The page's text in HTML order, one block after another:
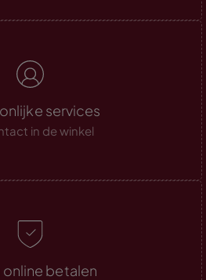
services
in de winkel
online betalen